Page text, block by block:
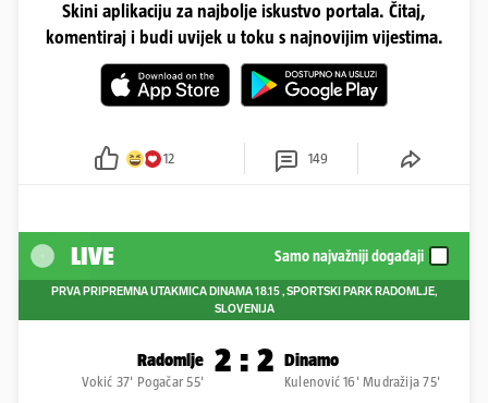
Skini aplikaciju za najbolje iskustvo portala. Čitaj,
komentiraj i budi uvijek u toku s najnovijim vijestima.
12 149
LIVE Samo najvažniji događaji
PRVA PRIPREMNA UTAKMICA DINAMA18.15, SPORTSKI PARK RADOMLJE,
SLOVENIJA
Radomlje
Vokić 37' Pogačar 55'
2 : 2 Dinamo
Kulenović 16' Mudražija 75'